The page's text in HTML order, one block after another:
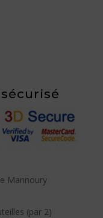
Mannoury
(par 2)